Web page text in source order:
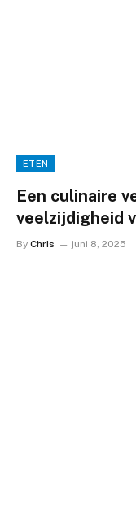
ETEN
Een culinaire
veelzijdigheid
By Chris juni 8, 2025